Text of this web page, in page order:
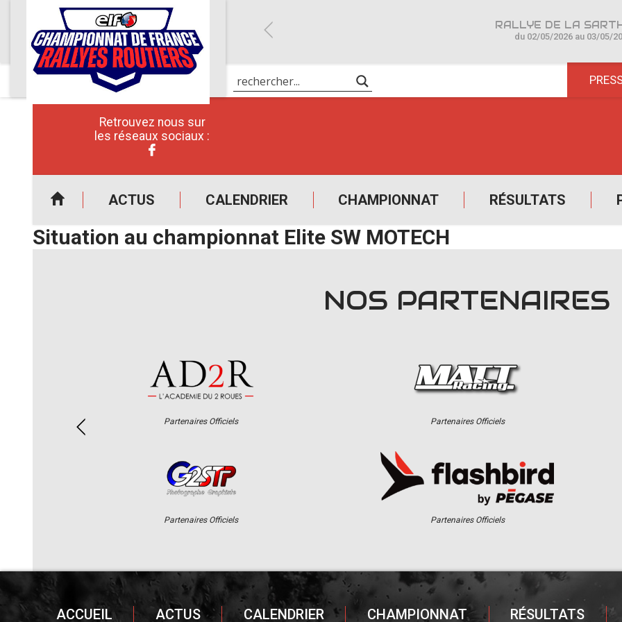
Retrouvez nous sur
les réseaux sociaux :
ACTUS CALENDRIER CHAMPIONNAT RÉSULTATS
du 02/05/2026 au 03/05/
Situation au championnat Elite SW MOTECH
NOS PARTENAIRES
Partenaires Officiels
Partenaires Officiels
Partenaires Officiels
Partenaires Officiels
ACCUEIL ACTUS CALENDRIER CHAMPIONNAT RÉSULTATS